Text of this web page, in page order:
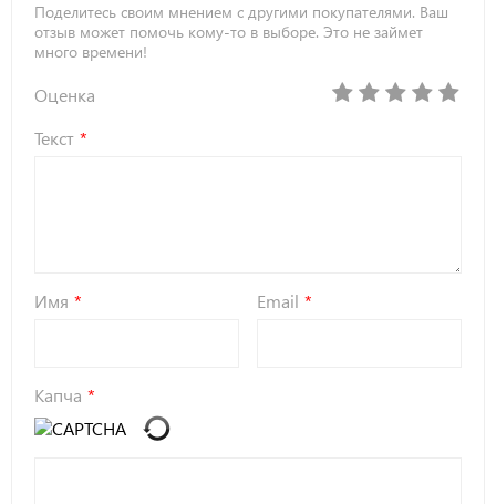
Поделитесь своим мнением с другими покупателями. Ваш
отзыв может помочь кому-то в выборе. Это не займет
много времени!
Оценка
Текст
Имя Email
Капча